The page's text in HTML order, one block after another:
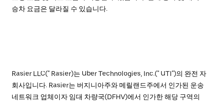
승차 요금은 달라질 수 있습니다.
Rasier LLC(" Rasier)는 Uber Technologies, Inc.(" UTI")의 완전 자
회사입니다. Rasier는 버지니아주와 메릴랜드주에서 인가된 운송
네트워크 업체이자 임대 차량국(DFHV)에서 인가한 해당 구역의